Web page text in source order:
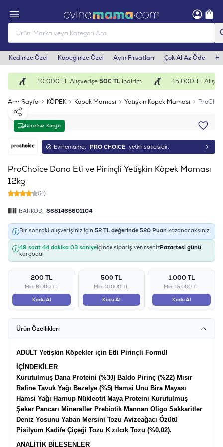
Kedinize Özel Köpeğinize Özel Ayın Fırsatları Çok Al Az Öde
10.000 TL Alışverişe500 TLİndirim 15.000 TL
Ana Sayfa KÖPEK Köpek Maması Yetişkin Köpek Maması
Ücretsiz Kargo
Paylaş
Evinemama, PRO CHOICE yetkili satıcısıdır.
ProChoice Dana Eti ve Pirinçli Yetişkin Köpek Maması
12kg
(2)
BARKOD: 8681465601104
Bir sonraki alışverişiniz için 52 TL değerinde 520 Puan kazanacaksınız.
49 saat 44 dakika 03 saniyeiçinde sipariş verirsenizPazartesi günü
kargoda!
200 TL
Min: 6.000 TL
Kodu Al
500 TL
Min: 10.000 TL
Kodu Al
1.000 TL
Min: 15.000 TL
Kodu Al
Ürün Özellikleri
ADULT Yetişkin Köpekler için Etli Pirinçli Formül
İÇİNDEKİLER
Kurutulmuş Dana Proteini (%30) Baldo Pirinç (%22) Mısır
Rafine Tavuk Yağı Bezelye (%5) Hamsi Unu Bira Mayası
Hamsi Yağı Harnup Nükleotit Maya Proteini Kurutulmuş
Şeker Pancarı Mineraller Prebiotik Mannan Oligo Sakkaritler
Deniz Yosunu Yaban Mersini Tozu Avizeağacı Özütü
Pisilyum Kadife Çiçeği Tozu Kızılcık Tozu (%0,02).
ANALİTİK BİLEŞENLER